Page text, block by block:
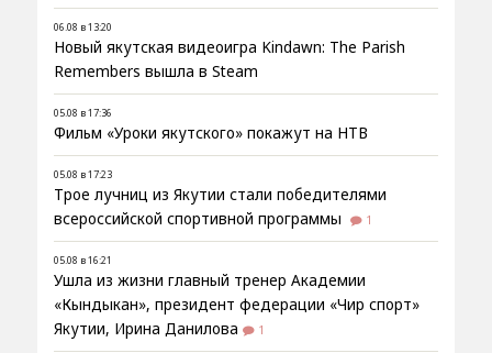
06.08 в 13:20
Новый якутская видеоигра Kindawn: The Parish
Remembers вышла в Steam
05.08 в 17:36
Фильм «Уроки якутского» покажут на НТВ
05.08 в 17:23
Трое лучниц из Якутии стали победителями
всероссийской спортивной программы
1
05.08 в 16:21
Ушла из жизни главный тренер Академии
«Кындыкан», президент федерации «Чир спорт»
Якутии, Ирина Данилова
1